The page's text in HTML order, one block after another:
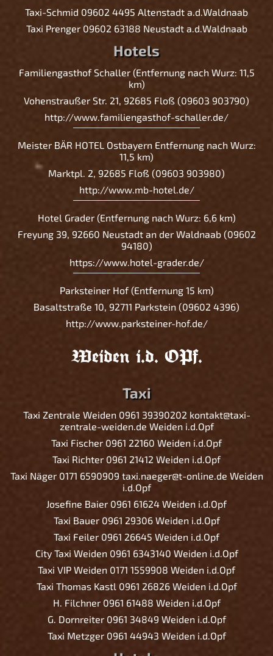
Taxi-Schmid 09602 4495 Altenstadt a.d.Waldnaab
Taxi Prenger 09602 63188 Neustadt a.d.Waldnaab
Hotels
Familiengasthof Schaller (Entfernung nach Wurz: 11,5
km)
Vohenstraußer Str. 21, 92685 Floß (09603 903790)
http://www.familiengasthof-schaller.de/
Meister BÄR HOTEL Ostbayern Entfernung nach Wurz:
11,5 km)
Marktpl. 2, 92685 Floß (09603 903980)
http://www.mb-hotel.de/
Hotel Grader (Entfernung nach Wurz: 6,6 km)
Freyung 39, 92660 Neustadt an der Waldnaab (09602
94180)
https://www.hotel-grader.de/
Parksteiner Hof (Entfernung 15 km)
Basaltstraße 10, 92711 Parkstein (09602 4396)
http://www.parksteiner-hof.de/
Weiden i.d. OPf.
Taxi
Taxi Zentrale Weiden 0961 39390202 kontakt@taxi-
zentrale-weiden.de Weiden i.d.Opf
Taxi Fischer 0961 22160 Weiden i.d.Opf
Taxi Richter 0961 21412 Weiden i.d.Opf
Taxi Näger 0171 6590909 taxi.naeger@t-online.de Weiden
i.d.Opf
Josefine Baier 0961 61624 Weiden i.d.Opf
Taxi Bauer 0961 29306 Weiden i.d.Opf
Taxi Feiler 0961 26645 Weiden i.d.Opf
City Taxi Weiden 0961 6343140 Weiden i.d.Opf
Taxi VIP Weiden 0171 1559908 Weiden i.d.Opf
Taxi Thomas Kastl 0961 26826 Weiden i.d.Opf
H. Filchner 0961 61488 Weiden i.d.Opf
G. Dornreiter 0961 34849 Weiden i.d.Opf
Taxi Metzger 0961 44943 Weiden i.d.Opf